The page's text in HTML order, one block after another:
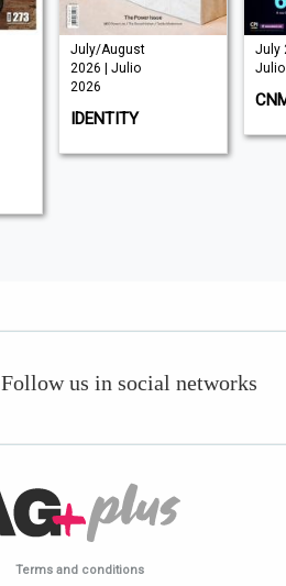
July/August
2026 | Julio
2026
IDENTITY
July
Follow us in social networks
Terms and conditions